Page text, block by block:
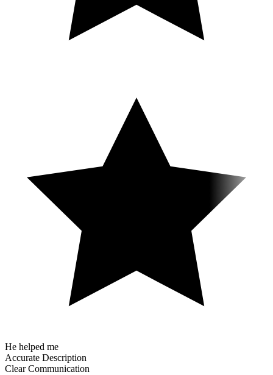
He helped me
Accurate Description
Clear Communication